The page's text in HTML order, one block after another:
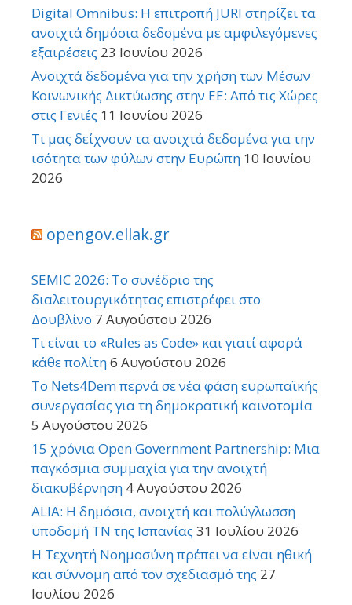
Digital Omnibus: Η επιτροπή JURI στηρίζει τα
ανοιχτά δημόσια δεδομένα με αμφιλεγόμενες
εξαιρέσεις 23 Ιουνίου 2026
Ανοιχτά δεδομένα για την χρήση των Μέσων
Κοινωνικής Δικτύωσης στην ΕΕ: Από τις Χώρες
στις Γενιές 11 Ιουνίου 2026
Τι μας δείχνουν τα ανοιχτά δεδομένα για την
ισότητα των φύλων στην Ευρώπη 10 Ιουνίου
2026
opengov.ellak.gr
SEMIC 2026: Το συνέδριο της
διαλειτουργικότητας επιστρέφει στο
Δουβλίνο 7 Αυγούστου 2026
Τι είναι το «Rules as Code» και γιατί αφορά
κάθε πολίτη6 Αυγούστου 2026
Το Nets4Dem περνά σε νέα φάση ευρωπαϊκής
συνεργασίας για τη δημοκρατική καινοτομία
5 Αυγούστου 2026
15 χρόνια Open Government Partnership: Μια
παγκόσμια συμμαχία για την ανοιχτή
διακυβέρνηση 4 Αυγούστου 2026
ALIA: Η δημόσια, ανοιχτή και πολύγλωσση
υποδομή ΤΝ της Ισπανίας 31 Ιουλίου 2026
Η Τεχνητή Νοημοσύνη πρέπει να είναι ηθική
και σύννομη από τον σχεδιασμό της 27
Ιουλίου 2026